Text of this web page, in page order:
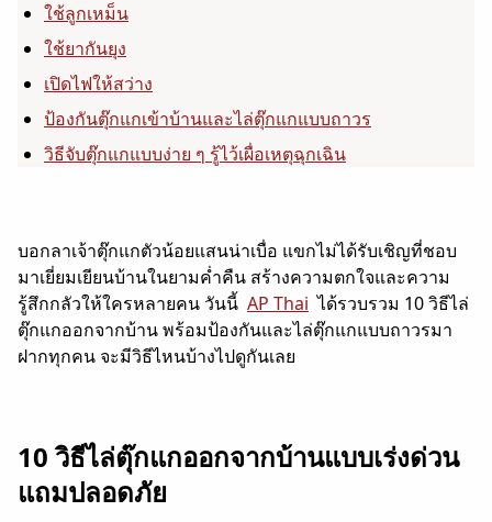
ใช้ลูกเหม็น
ใช้ยากันยุง
เปิดไฟให้สว่าง
ป้องกันตุ๊กแกเข้าบ้านและไล่ตุ๊กแกแบบถาวร
วิธีจับตุ๊กแกแบบง่าย ๆ รู้ไว้เผื่อเหตุฉุกเฉิน
บอกลาเจ้าตุ๊กแกตัวน้อยแสนน่าเบื่อ แขกไม่ได้รับเชิญที่ชอบ
มาเยี่ยมเยียนบ้านในยามค่ำคืน สร้างความตกใจและความ
รู้สึกกลัวให้ใครหลายคน วันนี้ AP Thai ได้รวบรวม 10 วิธีไล่
ตุ๊กแกออกจากบ้าน พร้อมป้องกันและไล่ตุ๊กแกแบบถาวรมา
ฝากทุกคน จะมีวิธีไหนบ้างไปดูกันเลย
10 วิธีไล่ตุ๊กแกออกจากบ้านแบบเร่งด่วน
แถมปลอดภัย